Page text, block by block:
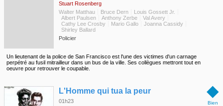
Stuart Rosenberg
Walter Matthau
Bruce Dern
Louis Gossett Jr.
Albert Paulsen
Anthony Zerbe
Val Avery
Cathy Lee Crosby
Mario Gallo
Joanna Cassidy
Shirley Ballard
Policier
Un lieutenant de la police de San Francisco est l'une des victimes d'un carnage
perpétré au fusil mitrailleur dans un bus de la ville. Ses collègues mettront tout en
oeuvre pour retrouver le coupable.
◆
Bien
L'Homme qui tua la peur
01h23